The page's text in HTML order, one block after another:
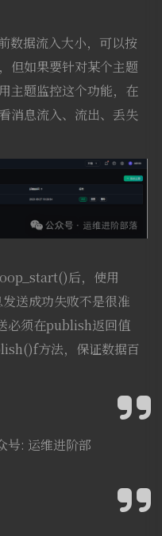
数据流入大小，可以按
但如果要针对某个主题
主题监控这个功能，在
消息流入、流出、丢失
后，使用
送成功失败不是很准
必须在publish返回值
方法，保证数据百
号: 运维进阶部